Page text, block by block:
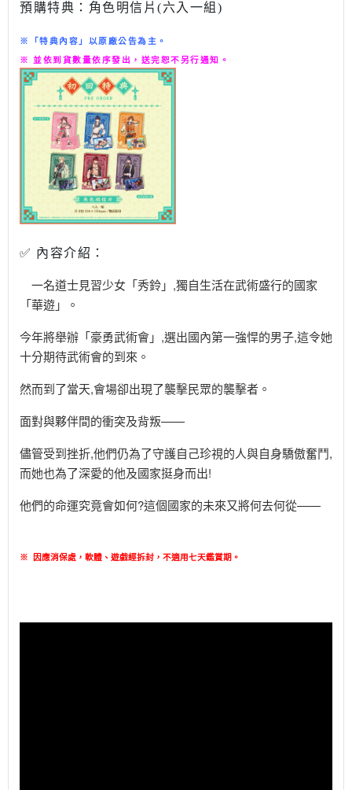
預購特典：角色明信片(六入一組)
※「特典內容」以原廠公告為主。
※ 並依到貨數量依序發出，送完恕不另行通知。
✅ 內容介紹：
一名道士見習少女「秀鈴」,獨自生活在武術盛行的國家
「華遊」。
今年將舉辦「豪勇武術會」,選出國內第一強悍的男子,這令她
十分期待武術會的到來。
然而到了當天,會場卻出現了襲擊民眾的襲擊者。
面對與夥伴間的衝突及背叛——
儘管受到挫折,他們仍為了守護自己珍視的人與自身驕傲奮鬥,
而她也為了深愛的他及國家挺身而出!
他們的命運究竟會如何?這個國家的未來又將何去何從——
※ 因應消保處，軟體、遊戲經拆封，不適用七天鑑賞期 。